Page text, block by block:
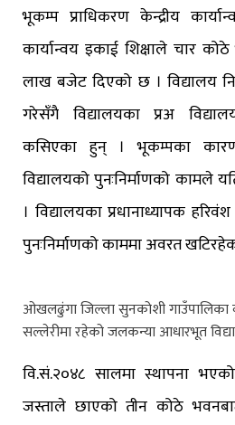
भूकम्प प्राधिकरण केन्द्रीय
कार्यान्वय इकाई शिक्षाले चार
लाख बजेट दिएको छ । विद्यालय
गरेसँगै विद्यालयका प्रअ
कसिएका हुन् । भूकम्पका
विद्यालयको पुनःनिर्माणको कामले
। विद्यालयका प्रधानाध्यापक
पुनःनिर्माणको काममा अवरत
ओखलढुंगा जिल्ला सुनकोशी गाउँपालिका
सल्लेरीमा रहेको जलकन्या आधारभूत
वि.सं.२०४८ सालमा स्थापना
जस्ताले छाएको तीन कोठे